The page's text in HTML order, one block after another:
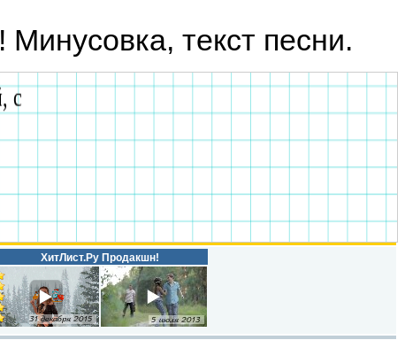
! Минусовка, текст песни.
ХитЛист.Ру Продакшн!